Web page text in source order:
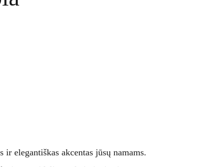
ir elegantiškas akcentas jūsų namams.